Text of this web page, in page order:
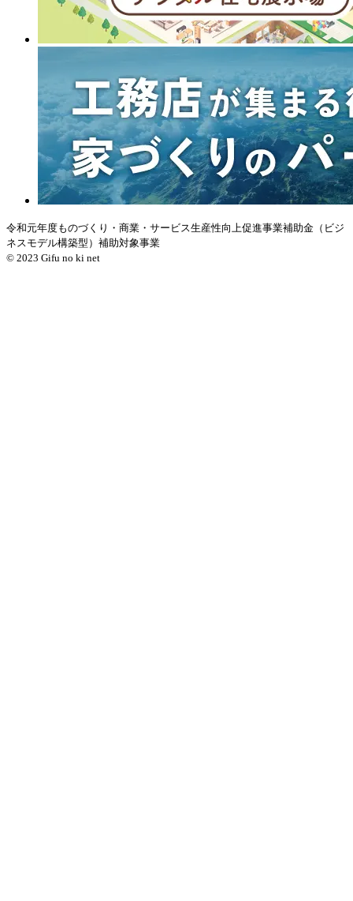
令和元年度ものづくり・商業・サービス生産性向上促進事業補助金（ビジ
ネスモデル構築型）補助対象事業
© 2023 Gifu no ki net